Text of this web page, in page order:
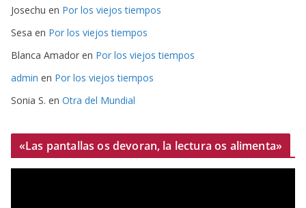
Josechu en Por los viejos tiempos
Sesa en Por los viejos tiempos
Blanca Amador en Por los viejos tiempos
admin en Por los viejos tiempos
Sonia S. en Otra del Mundial
«Las pantallas os devoran, la lectura os alimenta»